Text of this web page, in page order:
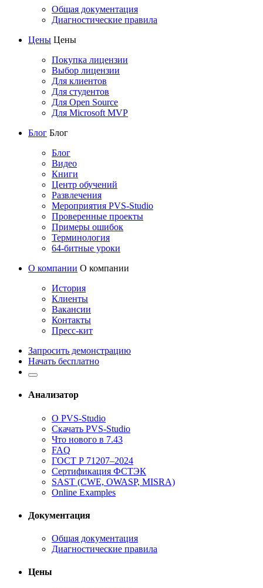
Общая документация
Диагностические правила
Цены Цены
Покупка лицензии
Выбор лицензии
Для клиентов
Для студентов
Для Open Source
Для Microsoft MVP
Блог Блог
Блог
Видео
Книги
Центр обучений
Развлечения
Мероприятия PVS-Studio
Проверенные проекты
Примеры ошибок
Терминология
64-битные уроки
О компании О компании
История
Клиенты
Вакансии
Контакты
Пресс-кит
Запросить демонстрацию
Начать бесплатно
Анализатор
О PVS-Studio
Скачать PVS-Studio
Что нового в 7.43
FAQ
ГОСТ Р 71207–2024
Сертификация ФСТЭК
SAST (CWE, OWASP, MISRA)
Online Examples
Документация
Общая документация
Диагностические правила
Цены